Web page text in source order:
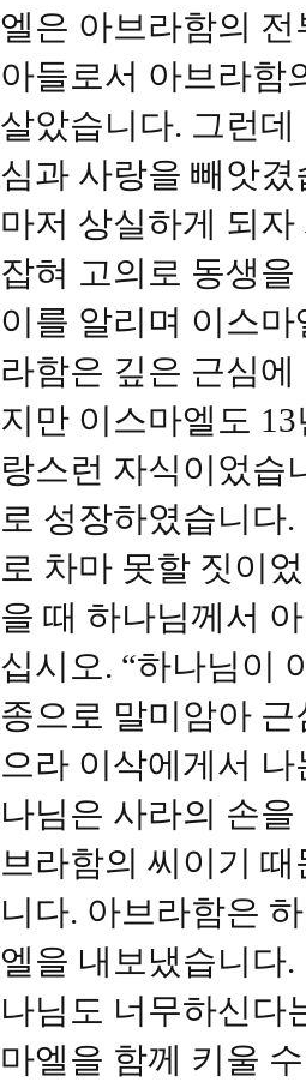
엘은 아브라함의
아들로서 아브라함
살았습니다. 그런
심과 사랑을 빼앗
마저 상실하게 되
잡혀 고의로 동생
이를 알리며 이스
라함은 깊은 근심
지만 이스마엘도
랑스런 자식이었습
로 성장하였습니다
로 차마 못할 짓이
을 때 하나님께서
십시오. “하나님이
종으로 말미암아
으라 이삭에게서
나님은 사라의 손
브라함의 씨이기
니다. 아브라함은
엘을 내보냈습니다
나님도 너무하신다
마엘을 함께 키울